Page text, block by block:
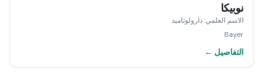
نوبيكا
الاسم العلمي:دارولوتاميد
Bayer
التفاصيل ←